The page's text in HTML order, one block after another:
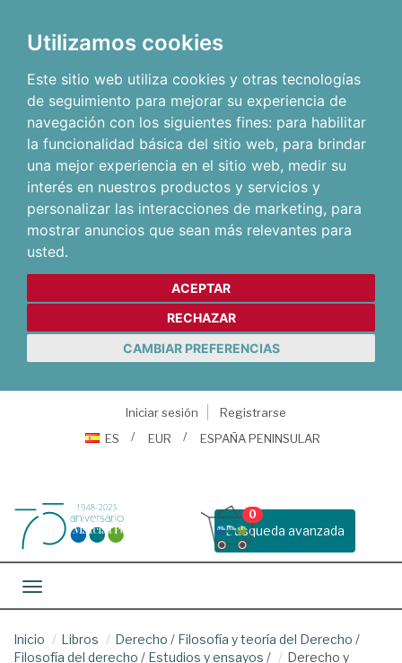
Utilizamos cookies
Este sitio web utiliza cookies y otras tecnologías
de seguimiento para mejorar su experiencia de
navegación con los siguientes fines: para habilitar
la funcionalidad básica del sitio web, para brindar
una mejor experiencia en el sitio web, medir su
interés en nuestros productos y servicios y
personalizar las interacciones de marketing, para
mostrar anuncios que sean más relevantes para
usted.
ACEPTAR
RECHAZAR
CAMBIAR PREFERENCIAS
Iniciar sesión
Registrarse
ES
EUR ESPAÑA PENINSULAR
Busqueda avanzada
0
Toggle navigation
Inicio Libros Derecho / Filosofía y teoría del Derecho /
Filosofía del derecho / Estudios y ensayos /
Derecho y